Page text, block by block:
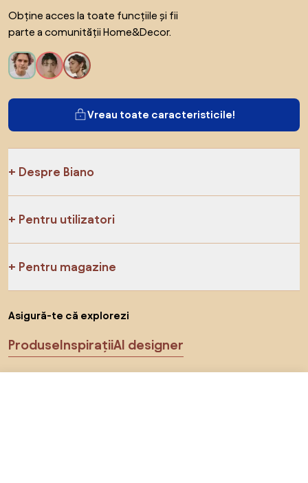
Obține acces la toate funcțiile și fii
parte a comunității Home&Decor.
Vreau toate caracteristicile!
Despre Biano
Pentru utilizatori
Pentru magazine
Asigură-te că explorezi
ProduseInspirațiiAI designer